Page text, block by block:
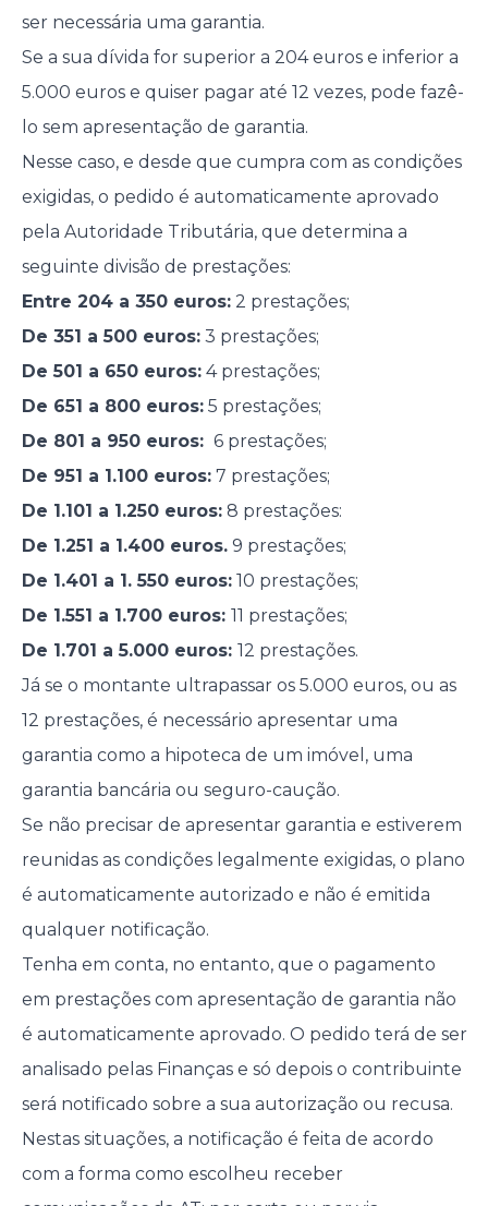
ser necessária uma garantia.
Se a sua dívida for superior a 204 euros e inferior a
5.000 euros e quiser pagar até 12 vezes, pode fazê-
lo sem apresentação de garantia.
Nesse caso, e desde que cumpra com as condições
exigidas, o pedido é automaticamente aprovado
pela Autoridade Tributária, que determina a
seguinte divisão de prestações:
Entre 204 a 350 euros:2 prestações;
De 351 a 500 euros:3 prestações;
De 501 a 650 euros:4 prestações;
De 651 a 800 euros:5 prestações;
De 801 a 950 euros: 6 prestações;
De 951 a 1.100 euros:7 prestações;
De 1.101 a 1.250 euros:8 prestações:
De 1.251 a 1.400 euros.9 prestações;
De 1.401 a 1. 550 euros:10 prestações;
De 1.551 a 1.700 euros: 11 prestações;
De 1.701 a 5.000 euros: 12 prestações.
Já se o montante ultrapassar os 5.000 euros, ou as
12 prestações, é necessário apresentar uma
garantia como a hipoteca de um imóvel, uma
garantia bancária ou seguro-caução.
Se não precisar de apresentar garantia e estiverem
reunidas as condições legalmente exigidas, o plano
é automaticamente autorizado e não é emitida
qualquer notificação.
Tenha em conta, no entanto, que o pagamento
em prestações com apresentação de garantia não
é automaticamente aprovado. O pedido terá de ser
analisado pelas Finanças e só depois o contribuinte
será notificado sobre a sua autorização ou recusa.
Nestas situações, a notificação é feita de acordo
com a forma como escolheu receber